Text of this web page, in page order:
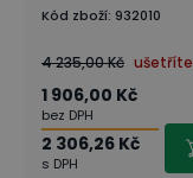
Kód zboží: 932010
4 235,00 Kč ušetříte
1 906,00 Kč
bez DPH
2 306,26 Kč
s DPH